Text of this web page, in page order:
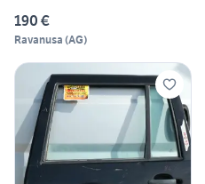
190 €
Ravanusa (AG)